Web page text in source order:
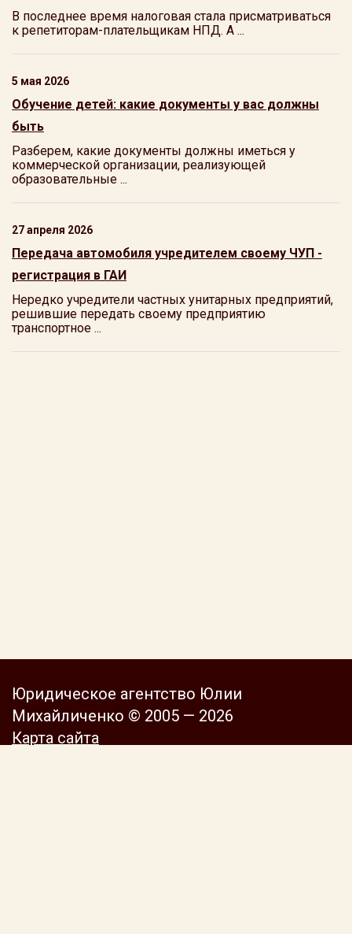
В последнее время налоговая стала присматриваться
к репетиторам-плательщикам НПД. А ...
5 мая 2026
Обучение детей: какие документы у вас должны
быть
Разберем, какие документы должны иметься у
коммерческой организации, реализующей
образовательные ...
27 апреля 2026
Передача автомобиля учредителем своему ЧУП -
регистрация в ГАИ
Нередко учредители частных унитарных предприятий,
решившие передать своему предприятию
транспортное ...
Юридическое агентство Юлии
Михайличенко © 2005 — 2026
Карта сайта